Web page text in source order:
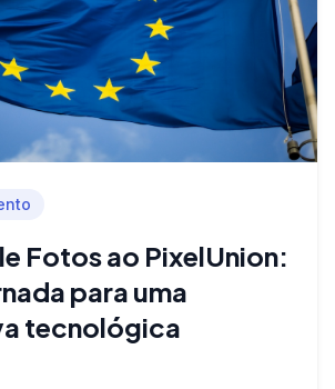
Fotos ao PixelUnion:
para uma
tecnológica